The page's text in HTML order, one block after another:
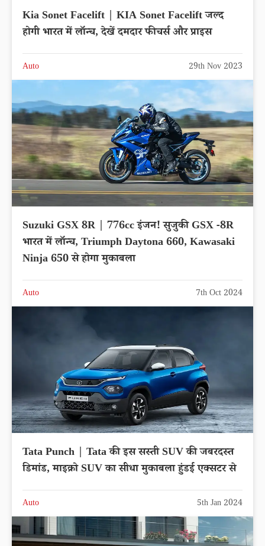
Kia Sonet Facelift | KIA Sonet Facelift जल्द
होगी भारत में लॉन्च, देखें दमदार फीचर्स और प्राइस
Auto 29th Nov 2023
Suzuki GSX 8R | 776cc इंजन! सुजुकी GSX -8R
भारत में लॉन्च, Triumph Daytona 660, Kawasaki
Ninja 650 से होगा मुकाबला
Auto 7th Oct 2024
Tata Punch | Tata की इस सस्ती SUV की जबरदस्त
डिमांड, माइक्रो SUV का सीधा मुकाबला हुंडई एक्सटर से
Auto 5th Jan 2024